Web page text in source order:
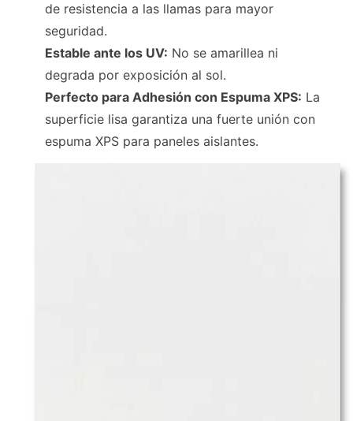
de resistencia a las llamas para mayor
seguridad.
Estable ante los UV: No se amarillea ni
degrada por exposición al sol.
Perfecto para Adhesión con Espuma XPS: La
superficie lisa garantiza una fuerte unión con
espuma XPS para paneles aislantes.